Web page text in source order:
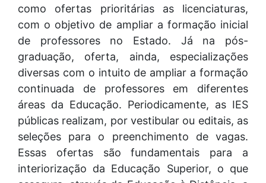
como ofertas prioritárias as licenciaturas,
com o objetivo de ampliar a formação inicial
de professores no Estado. Já na pós-
graduação, oferta, ainda, especializações
diversas com o intuito de ampliar a formação
continuada de professores em diferentes
áreas da Educação. Periodicamente, as IES
públicas realizam, por vestibular ou editais, as
seleções para o preenchimento de vagas.
Essas ofertas são fundamentais para a
interiorização da Educação Superior, o que